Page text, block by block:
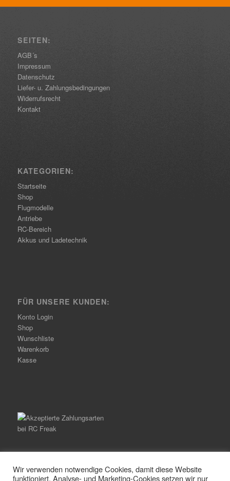
SEITEN:
AGB´s
Impressum
Datenschutz
Liefer- u. Zahlungsbedingungen
Widerrufsrecht
Kontakt
KATEGORIEN:
Startseite
Shop
Flugmodelle
Antriebe
RC-Bereich
Akkus und Ladetechnik
FÜR UNSERE KUNDEN:
Konto Login
Shop
Wunschliste
Warenkorb
Kasse
Wir verwenden notwendige Cookies, damit diese Website
funktioniert. Analyse- und Marketing-Cookies setzen wir nur